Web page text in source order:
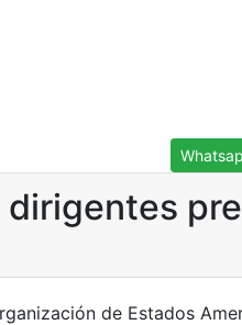
dirigentes
de Estados